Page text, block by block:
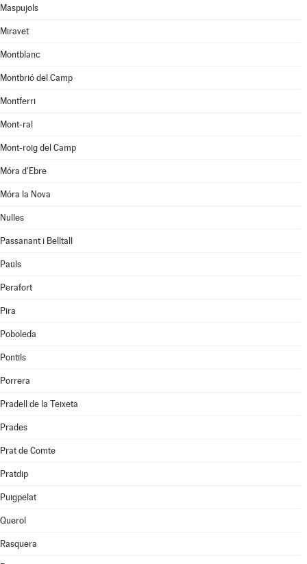
Maspujols
Miravet
Montblanc
Montbrió del Camp
Montferri
Mont-ral
Mont-roig del Camp
Móra d'Ebre
Móra la Nova
Nulles
Passanant i Belltall
Paüls
Perafort
Pira
Poboleda
Pontils
Porrera
Pradell de la Teixeta
Prades
Prat de Comte
Pratdip
Puigpelat
Querol
Rasquera